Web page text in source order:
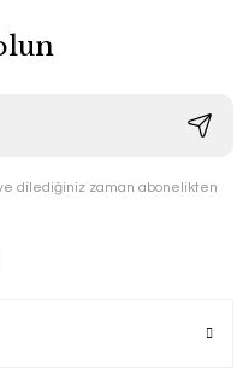
ve dilediğiniz zaman abonelikten